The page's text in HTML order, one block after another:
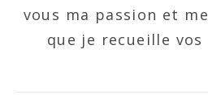
vous ma passion et
que je recueille